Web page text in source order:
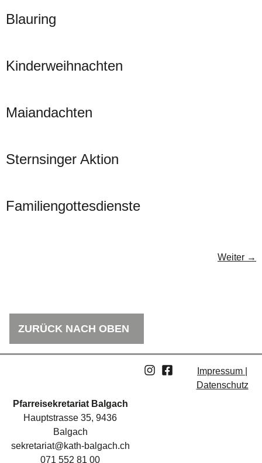
Blauring
Kinderweihnachten
Maiandachten
Sternsinger Aktion
Familiengottesdienste
Weiter →
ZURÜCK NACH OBEN
Pfarreisekretariat Balgach
Hauptstrasse 35, 9436
Balgach
sekretariat@kath-balgach.ch
071 552 81 00
Impressum |
Datenschutz